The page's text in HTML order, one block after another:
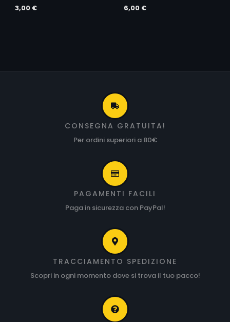
3,00 € 6,00 €
CONSEGNA GRATUITA!
Per ordini superiori a 80€
PAGAMENTI FACILI
Paga in sicurezza con PayPal!
TRACCIAMENTO SPEDIZIONE
Scopri in ogni momento dove si trova il tuo pacco!